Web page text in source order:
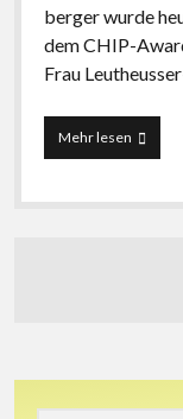
ber­ger wurde
dem CHIP-
Frau
Mehr lesen
Sidebar